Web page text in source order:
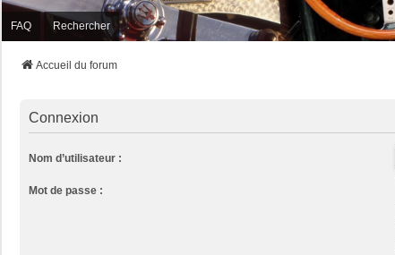
FAQ Rechercher
Accueil du forum
Connexion
Nom d’utilisateur :
Mot de passe :